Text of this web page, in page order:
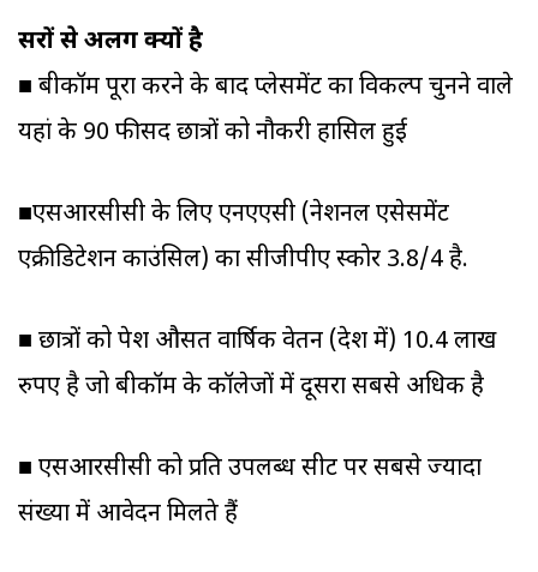
दूसरों से अलग क्यों है
■ बीकॉम पूरा करने के बाद प्लेसमेंट का विकल्प चुनने वाले
यहां के 90 फीसद छात्रों को नौकरी हासिल हुई
■एसआरसीसी के लिए एनएएसी (नेशनल एसेसमेंट
एक्रीडिटेशन काउंसिल) का सीजीपीए स्कोर 3.8/4 है.
■ छात्रों को पेश औसत वार्षिक वेतन (देश में) 10.4 लाख
रुपए है जो बीकॉम के कॉलेजों में दूसरा सबसे अधिक है
■ एसआरसीसी को प्रति उपलब्ध सीट पर सबसे ज्यादा
संख्या में आवेदन मिलते हैं